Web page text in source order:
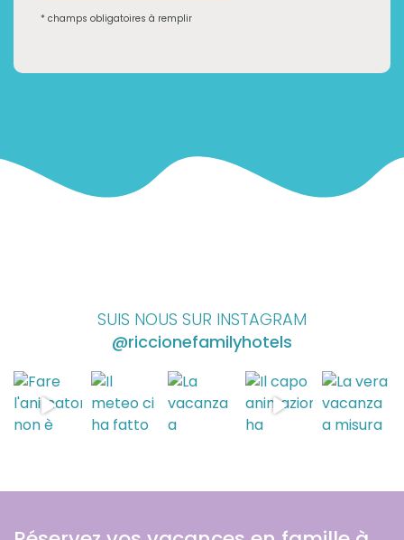
* champs obligatoires à remplir
SUIS NOUS SUR INSTAGRAM
@riccionefamilyhotels